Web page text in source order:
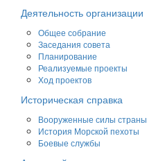
Деятельность организации
Общее собрание
Заседания совета
Планирование
Реализуемые проекты
Ход проектов
Историческая справка
Вооруженные силы страны
История Морской пехоты
Боевые службы